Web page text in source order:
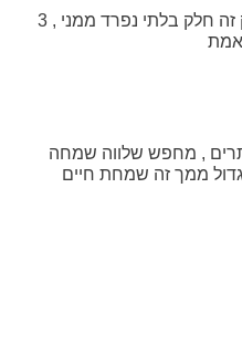
אוהבת את החיים , מוסיקה וצחוק זה חלק בלתי נפרד ממני , 3
אמת
, מחפש שלווה שמחה
גדול ממך זה שמחת חיים